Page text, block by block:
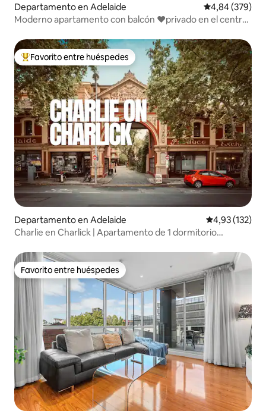
Departamento en Adelaide Calificación
4,84 (379)
Moderno apartamento con balcón ❤privado en el centro
Favorito entre los huéspedes más destacados
Favorito entre huéspedes
Departamento en Adelaide Calificación
4,93 (132)
Charlie en Charlick | Apartamento de 1 dormitorio
Favorito entre huéspedes
Favorito entre huéspedes